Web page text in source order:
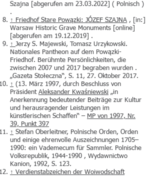
Szajna [abgerufen am 23.03.2022 ] ( Polnisch )
.
↑
Friedhof Stare Powązki: JÓZEF SZAJNA , [in:]
Warsaw Historic Grave Monuments [online]
[abgerufen am 19.12.2019 ] .
↑ Jerzy S. Majewski, Tomasz Urzykowski.
Nationales Pantheon auf dem Powązki-
Friedhof. Berühmte Persönlichkeiten, die
zwischen 2007 und 2017 begraben wurden .
„Gazeta Stołeczna“, S. 11, 27. Oktober 2017.
↑ (13. März 1997, durch Beschluss von
Präsident Aleksander Kwaśniewski „in
Anerkennung bedeutender Beiträge zur Kultur
und herausragender Leistungen im
künstlerischen Schaffen“ – MP von 1997, Nr.
39, Punkt 397
↑ Stefan Oberleitner, Polnische Orden, Orden
und einige ehrenvolle Auszeichnungen 1705–
1990: ein Vademecum für Sammler. Polnische
Volksrepublik, 1944-1990 , Wydawnictwo
Kanion, 1992, S. 123.
↑ Verdienstabzeichen der Woiwodschaft